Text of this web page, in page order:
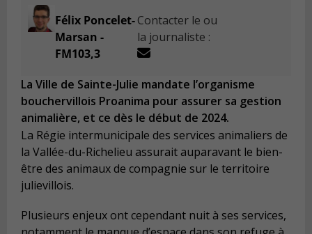
Félix Poncelet-
Marsan -
FM103,3
Contacter le ou
la journaliste :
La Ville de Sainte-Julie mandate l’organisme
bouchervillois Proanima pour assurer sa gestion
animalière, et ce dès le début de 2024.
La Régie intermunicipale des services animaliers de
la Vallée-du-Richelieu assurait auparavant le bien-
être des animaux de compagnie sur le territoire
julievillois.
Plusieurs enjeux ont cependant nuit à ses services,